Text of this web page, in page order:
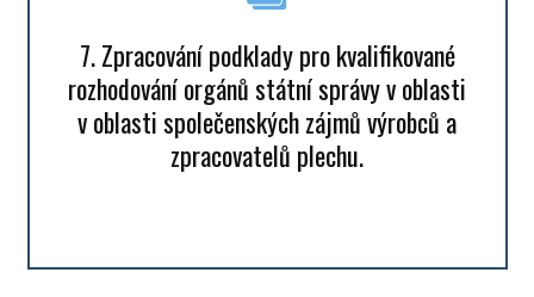
7. Zpracování podklady pro kvalifikované
rozhodování orgánů státní správy v oblasti
v oblasti společenských zájmů výrobců a
zpracovatelů plechu.